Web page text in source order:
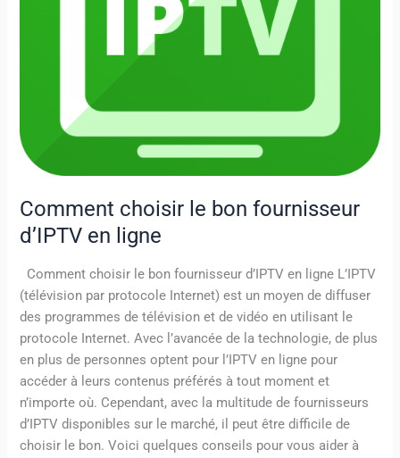
Comment choisir le bon fournisseur
d’IPTV en ligne
Comment choisir le bon fournisseur d’IPTV en ligne L’IPTV
(télévision par protocole Internet) est un moyen de diffuser
des programmes de télévision et de vidéo en utilisant le
protocole Internet. Avec l’avancée de la technologie, de plus
en plus de personnes optent pour l’IPTV en ligne pour
accéder à leurs contenus préférés à tout moment et
n’importe où. Cependant, avec la multitude de fournisseurs
d’IPTV disponibles sur le marché, il peut être difficile de
choisir le bon. Voici quelques conseils pour vous aider à